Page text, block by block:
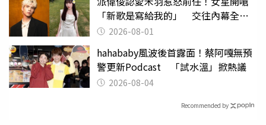
「新歌是寫給我的」 交往內幕全說
了 2026-08-01
hahababy風波後首露面！蔡阿嘎無預
警更新Podcast 「試水溫」掀熱議
2026-08-04
Recommended by